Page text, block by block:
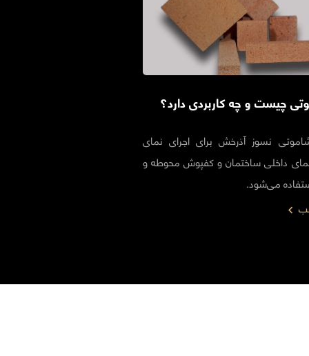
چیست و چه کاربردی دارد؟
نسوز آذرخش برای اجرای نمای
داخلی ساختمان و کفپوش محوطه و
می‌شود.